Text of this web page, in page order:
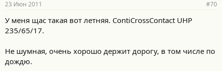
23 Июн 2011 #70
У меня щас такая вот летняя. ContiCrossContact UHP
235/65/17.
Не шумная, очень хорошо держит дорогу, в том числе по
дождю.